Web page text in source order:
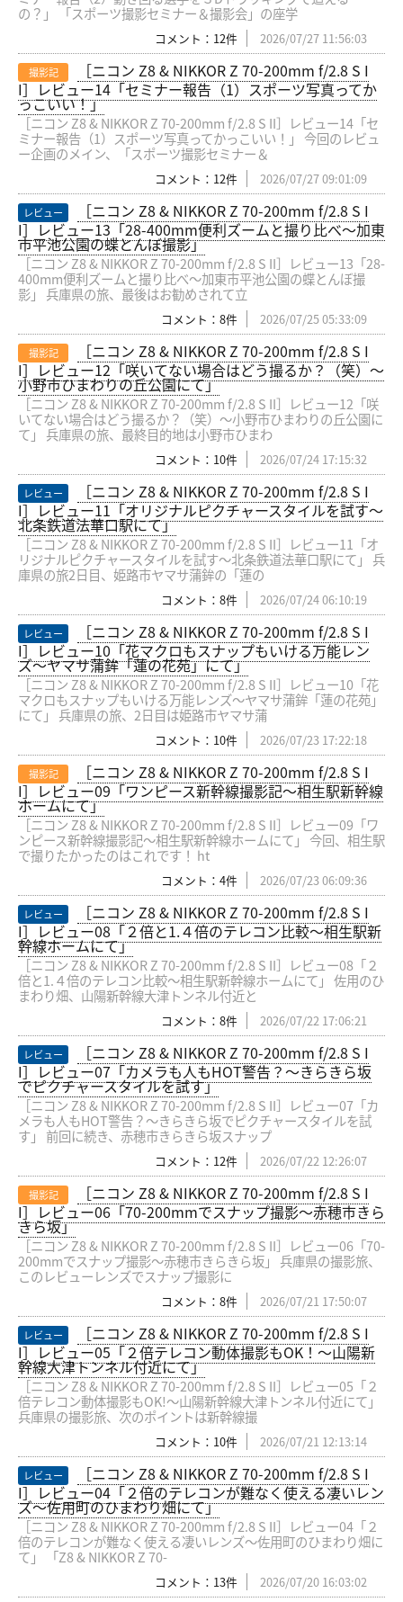
の？」 「スポーツ撮影セミナー＆撮影会」の座学
コメント：12件 2026/07/27 11:56:03
撮影記
［ニコン Z8 & NIKKOR Z 70-200mm f/2.8 S I
I］レビュー14「セミナー報告（1）スポーツ写真ってか
っこいい！」
［ニコン Z8 & NIKKOR Z 70-200mm f/2.8 S II］レビュー14「セ
ミナー報告（1）スポーツ写真ってかっこいい！」 今回のレビュ
ー企画のメイン、「スポーツ撮影セミナー＆
コメント：12件 2026/07/27 09:01:09
レビュー
［ニコン Z8 & NIKKOR Z 70-200mm f/2.8 S I
I］レビュー13「28-400mm便利ズームと撮り比べ〜加東
市平池公園の蝶とんぼ撮影」
［ニコン Z8 & NIKKOR Z 70-200mm f/2.8 S II］レビュー13「28-
400mm便利ズームと撮り比べ〜加東市平池公園の蝶とんぼ撮
影」 兵庫県の旅、最後はお勧めされて立
コメント：8件 2026/07/25 05:33:09
撮影記
［ニコン Z8 & NIKKOR Z 70-200mm f/2.8 S I
I］レビュー12「咲いてない場合はどう撮るか？（笑）〜
小野市ひまわりの丘公園にて」
［ニコン Z8 & NIKKOR Z 70-200mm f/2.8 S II］レビュー12「咲
いてない場合はどう撮るか？（笑）〜小野市ひまわりの丘公園に
て」 兵庫県の旅、最終目的地は小野市ひまわ
コメント：10件 2026/07/24 17:15:32
レビュー
［ニコン Z8 & NIKKOR Z 70-200mm f/2.8 S I
I］レビュー11「オリジナルピクチャースタイルを試す〜
北条鉄道法華口駅にて」
［ニコン Z8 & NIKKOR Z 70-200mm f/2.8 S II］レビュー11「オ
リジナルピクチャースタイルを試す〜北条鉄道法華口駅にて」 兵
庫県の旅2日目、姫路市ヤマサ蒲鉾の「蓮の
コメント：8件 2026/07/24 06:10:19
レビュー
［ニコン Z8 & NIKKOR Z 70-200mm f/2.8 S I
I］レビュー10「花マクロもスナップもいける万能レン
ズ〜ヤマサ蒲鉾「蓮の花苑」にて」
［ニコン Z8 & NIKKOR Z 70-200mm f/2.8 S II］レビュー10「花
マクロもスナップもいける万能レンズ〜ヤマサ蒲鉾「蓮の花苑」
にて」 兵庫県の旅、2日目は姫路市ヤマサ蒲
コメント：10件 2026/07/23 17:22:18
撮影記
［ニコン Z8 & NIKKOR Z 70-200mm f/2.8 S I
I］レビュー09「ワンピース新幹線撮影記〜相生駅新幹線
ホームにて」
［ニコン Z8 & NIKKOR Z 70-200mm f/2.8 S II］レビュー09「ワ
ンピース新幹線撮影記〜相生駅新幹線ホームにて」 今回、相生駅
で撮りたかったのはこれです！ ht
コメント：4件 2026/07/23 06:09:36
レビュー
［ニコン Z8 & NIKKOR Z 70-200mm f/2.8 S I
I］レビュー08「２倍と1.４倍のテレコン比較〜相生駅新
幹線ホームにて」
［ニコン Z8 & NIKKOR Z 70-200mm f/2.8 S II］レビュー08「２
倍と1.４倍のテレコン比較〜相生駅新幹線ホームにて」 佐用のひ
まわり畑、山陽新幹線大津トンネル付近と
コメント：8件 2026/07/22 17:06:21
レビュー
［ニコン Z8 & NIKKOR Z 70-200mm f/2.8 S I
I］レビュー07「カメラも人もHOT警告？〜きらきら坂
でピクチャースタイルを試す」
［ニコン Z8 & NIKKOR Z 70-200mm f/2.8 S II］レビュー07「カ
メラも人もHOT警告？〜きらきら坂でピクチャースタイルを試
す」 前回に続き、赤穂市きらきら坂スナップ
コメント：12件 2026/07/22 12:26:07
撮影記
［ニコン Z8 & NIKKOR Z 70-200mm f/2.8 S I
I］レビュー06「70-200mmでスナップ撮影〜赤穂市きら
きら坂」
［ニコン Z8 & NIKKOR Z 70-200mm f/2.8 S II］レビュー06「70-
200mmでスナップ撮影〜赤穂市きらきら坂」 兵庫県の撮影旅、
このレビューレンズでスナップ撮影に
コメント：8件 2026/07/21 17:50:07
レビュー
［ニコン Z8 & NIKKOR Z 70-200mm f/2.8 S I
I］レビュー05「２倍テレコン動体撮影もOK！〜山陽新
幹線大津トンネル付近にて」
［ニコン Z8 & NIKKOR Z 70-200mm f/2.8 S II］レビュー05「２
倍テレコン動体撮影もOK!〜山陽新幹線大津トンネル付近にて」
兵庫県の撮影旅、次のポイントは新幹線撮
コメント：10件 2026/07/21 12:13:14
レビュー
［ニコン Z8 & NIKKOR Z 70-200mm f/2.8 S I
I］レビュー04「２倍のテレコンが難なく使える凄いレン
ズ〜佐用町のひまわり畑にて」
［ニコン Z8 & NIKKOR Z 70-200mm f/2.8 S II］レビュー04「２
倍のテレコンが難なく使える凄いレンズ〜佐用町のひまわり畑に
て」 「Z8 & NIKKOR Z 70-
コメント：13件 2026/07/20 16:03:02